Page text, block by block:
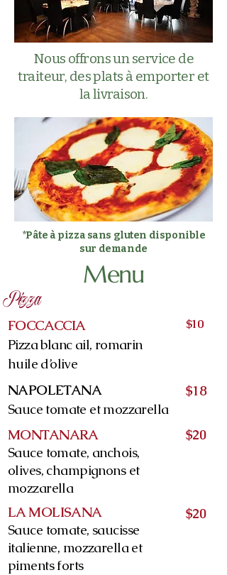
Nous offrons un service de
traiteur, des plats à emporter et
la livraison.
*Pâte à pizza sans gluten disponible
sur demande
Menu
Pizza
FOCCACCIA
Pizza blanc ail, romarin
huile d’olive
$10
NAPOLETANA
Sauce tomate et mozzarella
$18
MONTANARA
Sauce tomate, anchois,
olives, champignons et
mozzarella
$20
LA MOLISANA
Sauce tomate, saucisse
italienne, mozzarella et
piments forts
$20